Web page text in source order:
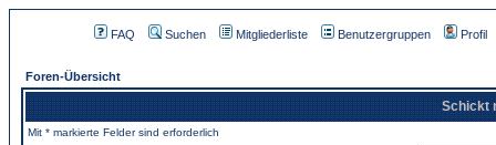
FAQ Suchen Mitgliederliste Benutzergruppen Profil
Foren-Übersicht
Schickt
Mit * markierte Felder sind erforderlich